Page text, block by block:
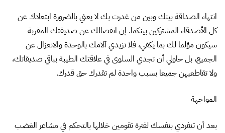
انتهاء الصداقة بينك وبين من غدرت بك لا يعني بالضرورة ابتعادك عن
كل الأصدقاء المشتركين بينكما. إن انفصالك عن صديقتك المقربة
سيكون مؤلما لك بما يكفي، فلا تزيدي آلامك بالوحدة والانعزال عن
الجميع، بل حاولي أن تجدي السلوى في علاقتك الطيبة بباقي صديقاتك،
ولا تقاطعيهن جميعا بسبب واحدة لم تقدرك حق قدرك.
المواجهة
بعد أن تنفردي بنفسك لفترة تقومين خلالها بالتحكم في مشاعر الغضب